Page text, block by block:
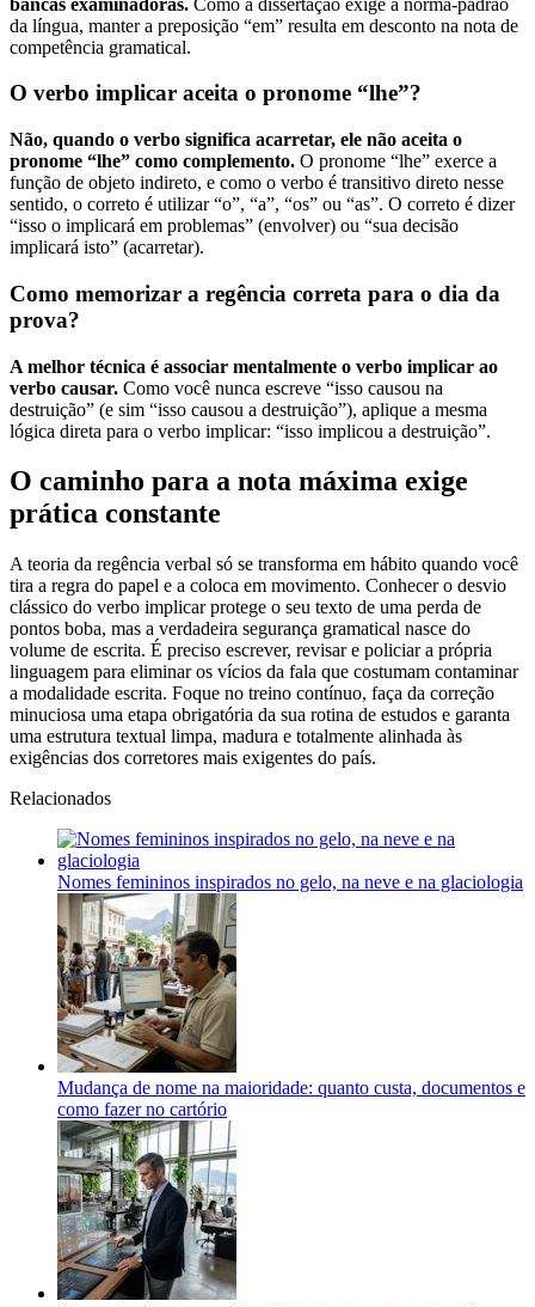
da língua, manter a preposição “em” resulta em desconto na nota de
competência gramatical.
O verbo implicar aceita o pronome “lhe”?
Não, quando o verbo significa acarretar, ele não aceita o
pronome “lhe” como complemento. O pronome “lhe” exerce a
função de objeto indireto, e como o verbo é transitivo direto nesse
sentido, o correto é utilizar “o”, “a”, “os” ou “as”. O correto é dizer
“isso o implicará em problemas” (envolver) ou “sua decisão
implicará isto” (acarretar).
Como memorizar a regência correta para o dia da
prova?
A melhor técnica é associar mentalmente o verbo implicar ao
verbo causar. Como você nunca escreve “isso causou na
destruição” (e sim “isso causou a destruição”), aplique a mesma
lógica direta para o verbo implicar: “isso implicou a destruição”.
O caminho para a nota máxima exige
prática constante
A teoria da regência verbal só se transforma em hábito quando você
tira a regra do papel e a coloca em movimento. Conhecer o desvio
clássico do verbo implicar protege o seu texto de uma perda de
pontos boba, mas a verdadeira segurança gramatical nasce do
volume de escrita. É preciso escrever, revisar e policiar a própria
linguagem para eliminar os vícios da fala que costumam contaminar
a modalidade escrita. Foque no treino contínuo, faça da correção
minuciosa uma etapa obrigatória da sua rotina de estudos e garanta
uma estrutura textual limpa, madura e totalmente alinhada às
exigências dos corretores mais exigentes do país.
Relacionados
Nomes femininos inspirados no gelo, na neve e na glaciologia
Mudança de nome na maioridade: quanto custa, documentos e
como fazer no cartório